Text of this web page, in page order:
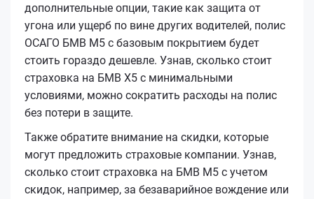
дополнительные опции, такие как защита от
угона или ущерб по вине других водителей, полис
ОСАГО БМВ М5 с базовым покрытием будет
стоить гораздо дешевле. Узнав, сколько стоит
страховка на БМВ Х5 с минимальными
условиями, можно сократить расходы на полис
без потери в защите.
Также обратите внимание на скидки, которые
могут предложить страховые компании. Узнав,
сколько стоит страховка на БМВ М5 с учетом
скидок, например, за безаварийное вождение или